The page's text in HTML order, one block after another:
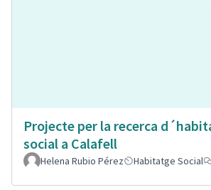
Projecte per la recerca
social a Calafell
Helena Rubio Pérez Habitatge Social